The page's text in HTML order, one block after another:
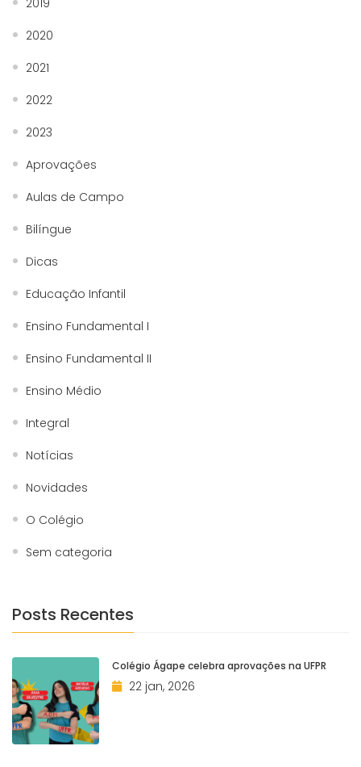
2020
2021
2022
2023
Aprovações
Aulas de Campo
Bilíngue
Dicas
Educação Infantil
Ensino Fundamental I
Ensino Fundamental II
Ensino Médio
Integral
Notícias
Novidades
O Colégio
Sem categoria
Posts Recentes
Colégio Ágape celebra aprovações na UFPR
22 jan, 2026